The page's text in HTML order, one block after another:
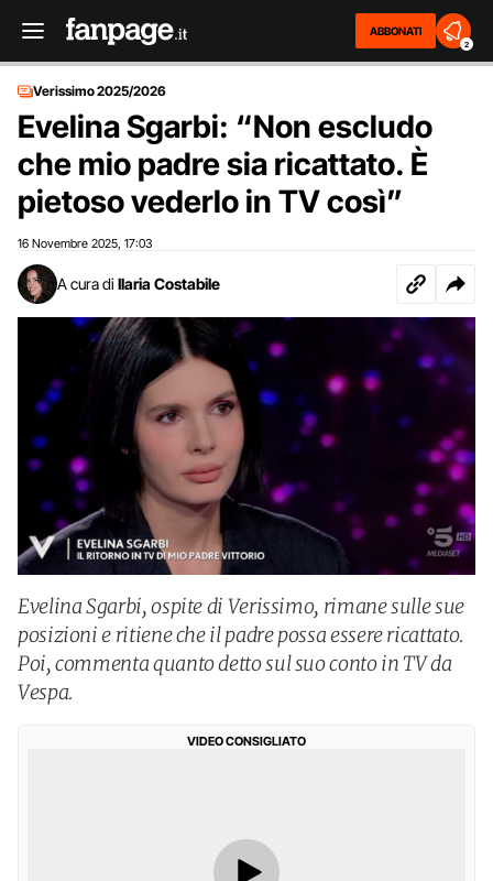
ABBONATI
2
Verissimo 2025/2026
Evelina Sgarbi: “Non escludo
che mio padre sia ricattato. È
pietoso vederlo in TV così”
16 Novembre 2025 17:03
A cura di Ilaria Costabile
Evelina Sgarbi, ospite di Verissimo, rimane sulle sue
posizioni e ritiene che il padre possa essere ricattato.
Poi, commenta quanto detto sul suo conto in TV da
Vespa.
VIDEO CONSIGLIATO